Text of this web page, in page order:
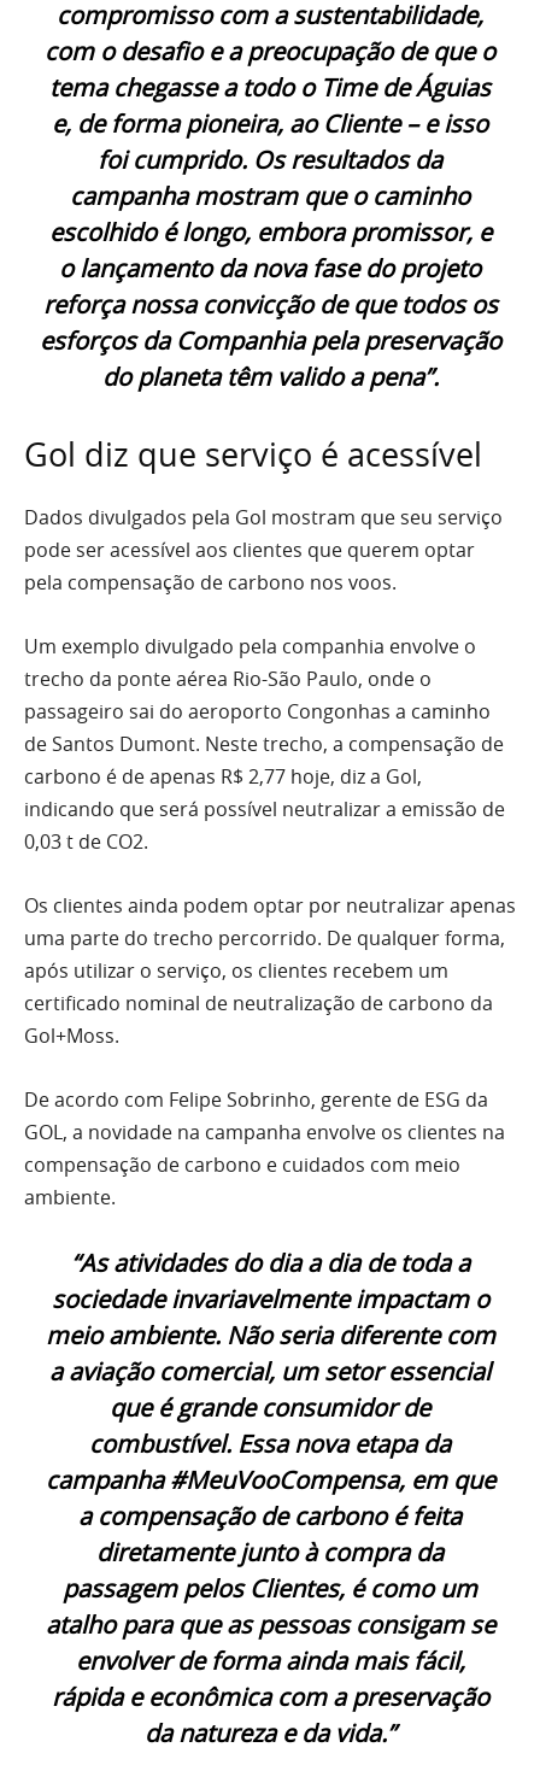
compromisso com a sustentabilidade,
com o desafio e a preocupação de que o
tema chegasse a todo o Time de Águias
e, de forma pioneira, ao Cliente – e isso
foi cumprido. Os resultados da
campanha mostram que o caminho
escolhido é longo, embora promissor, e
o lançamento da nova fase do projeto
reforça nossa convicção de que todos os
esforços da Companhia pela preservação
do planeta têm valido a pena”.
Gol diz que serviço é acessível
Dados divulgados pela Gol mostram que seu serviço
pode ser acessível aos clientes que querem optar
pela compensação de carbono nos voos.
Um exemplo divulgado pela companhia envolve o
trecho da ponte aérea Rio-São Paulo, onde o
passageiro sai do aeroporto Congonhas a caminho
de Santos Dumont. Neste trecho, a compensação de
carbono é de apenas R$ 2,77 hoje, diz a Gol,
indicando que será possível neutralizar a emissão de
0,03 t de CO2.
Os clientes ainda podem optar por neutralizar apenas
uma parte do trecho percorrido. De qualquer forma,
após utilizar o serviço, os clientes recebem um
certificado nominal de neutralização de carbono da
Gol+Moss.
De acordo com Felipe Sobrinho, gerente de ESG da
GOL, a novidade na campanha envolve os clientes na
compensação de carbono e cuidados com meio
ambiente.
“As atividades do dia a dia de toda a
sociedade invariavelmente impactam o
meio ambiente. Não seria diferente com
a aviação comercial, um setor essencial
que é grande consumidor de
combustível. Essa nova etapa da
campanha #MeuVooCompensa, em que
a compensação de carbono é feita
diretamente junto à compra da
passagem pelos Clientes, é como um
atalho para que as pessoas consigam se
envolver de forma ainda mais fácil,
rápida e econômica com a preservação
da natureza e da vida.”